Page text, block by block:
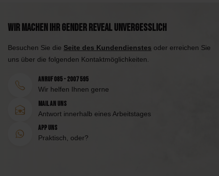
Wir machen Ihr Gender Reveal unvergesslich
Besuchen Sie die Seite des Kundendienstes oder erreichen Sie
uns über die folgenden Kontaktmöglichkeiten.
Anruf 085 - 2007 595
Wir helfen Ihnen gerne
Mail an uns
Antwort innerhalb eines Arbeitstages
App uns
Praktisch, oder?